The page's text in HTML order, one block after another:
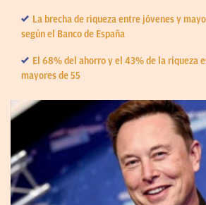
La brecha de riqueza entre jóvenes y
según el Banco de España
El 68% del ahorro y el 43% de la riqueza
mayores de 55